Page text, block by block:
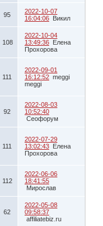
95
2022-10-07
16:04:06 Викил
108
2022-10-04
13:49:36 Елена
Прохорова
111
2022-09-01
16:12:52 meggi
meggi
92
2022-08-03
10:52:40
Сеофорум
111
2022-07-29
13:02:43 Елена
Прохорова
112
2022-06-06
18:41:55
Мирослав
62
2022-05-08
09:58:37
affiliatebiz.ru